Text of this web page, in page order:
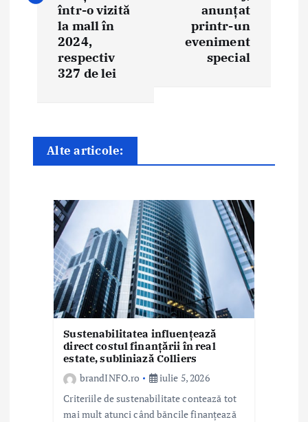
g
a
într-o vizită
la mall în
2024,
respectiv
327 de lei
anunțat
printr-un
eveniment
special
Alte articole:
Sustenabilitatea influențează
direct costul finanțării în real
estate, subliniază Colliers
brandINFO.ro
iulie 5, 2026
Criteriile de sustenabilitate contează tot
mai mult atunci când băncile finanțează